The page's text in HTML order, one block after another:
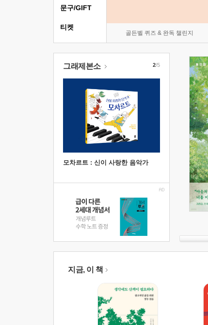
골든벨 퀴즈 & 완독 챌린지
문구/GIFT
티켓
그래제본소
모차르트 : 신이 사랑한 음악가
2/5
지금, 이 책